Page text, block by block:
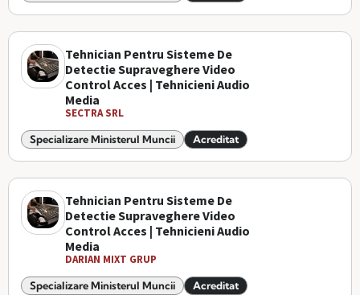
Tehnician Pentru Sisteme De
Detectie Supraveghere Video
Control Acces | Tehnicieni Audio
Media
SECTRA SRL
Specializare Ministerul Muncii Acreditat
Tehnician Pentru Sisteme De
Detectie Supraveghere Video
Control Acces | Tehnicieni Audio
Media
DARIAN MIXT GRUP
Specializare Ministerul Muncii Acreditat